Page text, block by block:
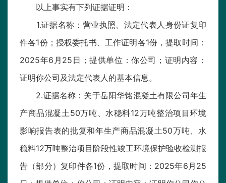
以上事实有下列证据证明：
1.证据名称：营业执照、法定代表人身份证复印
件各1份；授权委托书、工作证明各1份，提取时间：
2025年6月25日；提供单位：你公司；证明内容：
证明你公司及法定代表人的基本信息。
2.证据名称：关于岳阳华铭混凝土有限公司年生
产商品混凝土50万吨、水稳料12万吨整治项目环境
影响报告表的批复和年生产商品混凝土50万吨、水
稳料12万吨整治项目阶段性竣工环境保护验收检测报
告（部分）复印件各1份，提取时间：2025年6月25